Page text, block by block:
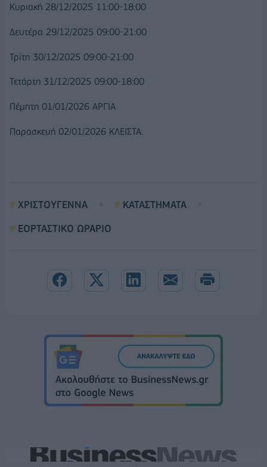
Κυριακή 28/12/2025 11:00-18:00
Δευτέρα 29/12/2025 09:00-21:00
Τρίτη 30/12/2025 09:00-21:00
Τετάρτη 31/12/2025 09:00-18:00
Πέμπτη 01/01/2026 ΑΡΓΙΑ
Παρασκευή 02/01/2026 ΚΛΕΙΣΤΑ.
ΧΡΙΣΤΟΥΓΕΝΝΑ
ΚΑΤΑΣΤΗΜΑΤΑ
ΕΟΡΤΑΣΤΙΚΟ ΩΡΑΡΙΟ